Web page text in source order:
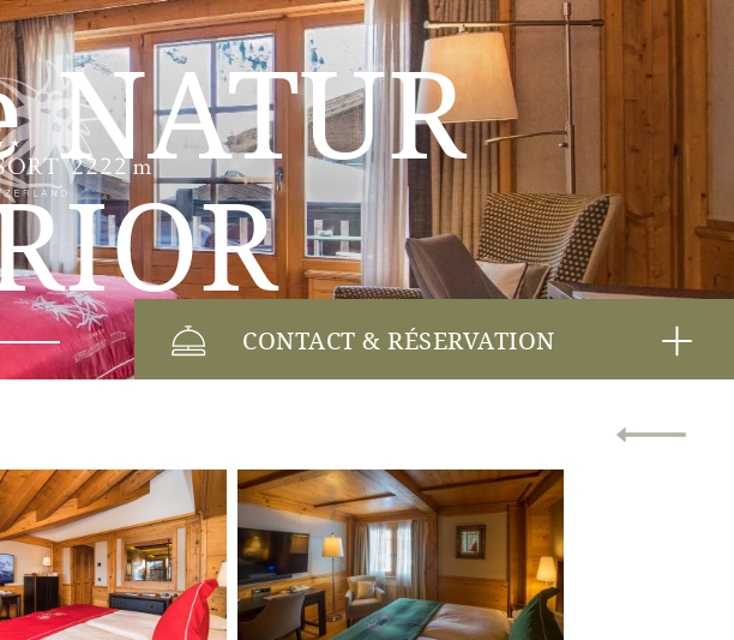
CONTACT & RÉSERVATION